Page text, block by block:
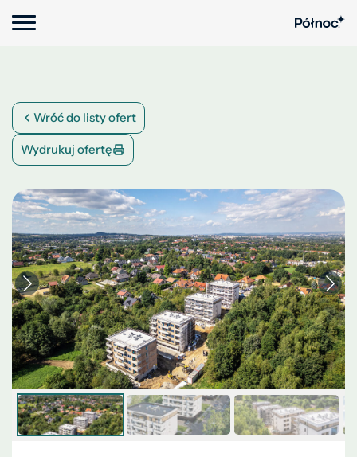
Wróć do listy ofert
Wydrukuj ofertę